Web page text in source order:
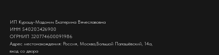
ИП Курошу-Мадонич Екатерина Вячеславовна
ИНН 540203426900
ОГРНИП 320774600091986
Адрес местонахождения: Россия, Москва,Большой Палашёвский, 14а,
вход со двора